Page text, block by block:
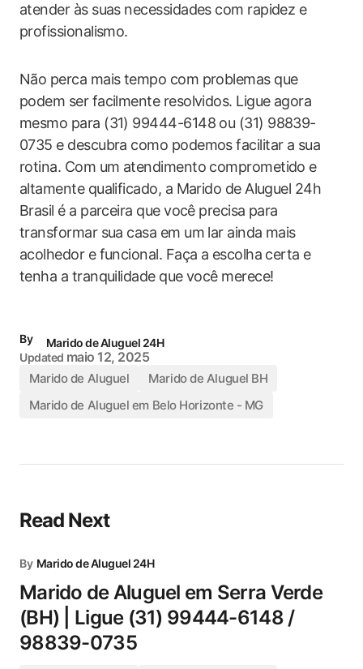
atender às suas necessidades com rapidez e
profissionalismo.
Não perca mais tempo com problemas que
podem ser facilmente resolvidos. Ligue agora
mesmo para (31) 99444-6148 ou (31) 98839-
0735 e descubra como podemos facilitar a sua
rotina. Com um atendimento comprometido e
altamente qualificado, a Marido de Aluguel 24h
Brasil é a parceira que você precisa para
transformar sua casa em um lar ainda mais
acolhedor e funcional. Faça a escolha certa e
tenha a tranquilidade que você merece!
By
Marido de Aluguel 24H
Updated maio 12, 2025
Marido de Aluguel
Marido de Aluguel BH
Marido de Aluguel em Belo Horizonte - MG
Read Next
By Marido de Aluguel 24H
Marido de Aluguel em Serra Verde
(BH) | Ligue (31) 99444-6148 /
98839-0735